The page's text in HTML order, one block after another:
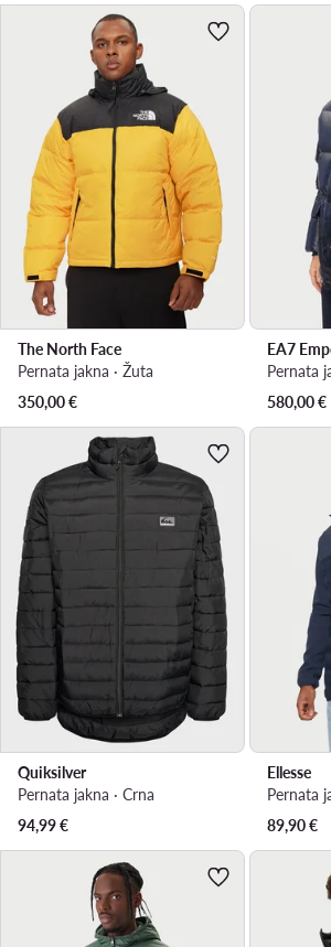
The North Face
Pernata jakna · Žuta
350,00€
EA7
Pernata
580,00€
Quiksilver
Pernata jakna · Crna
94,99€
Ellesse
Pernata
89,90€